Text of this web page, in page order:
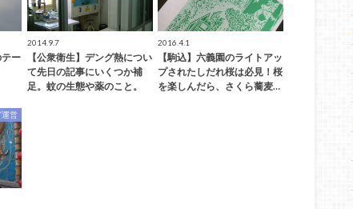
ー
2014.9.7
【公衆衛生】デング熱につい
て先日の記事にいくつか補
足。蚊の生態や薬のこと。
2016.4.1
【駒込】六義園のライトアッ
プされたしだれ桜は必見！桜
を楽しんだら、さくら蕎麦…
運営